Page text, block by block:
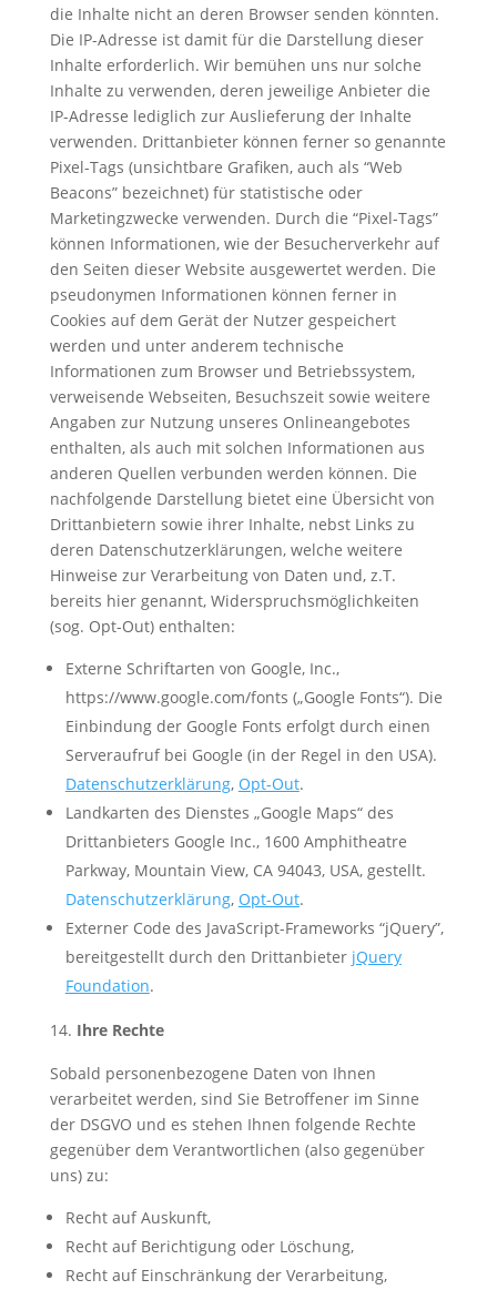
die Inhalte nicht an deren Browser senden könnten.
Die IP-Adresse ist damit für die Darstellung dieser
Inhalte erforderlich. Wir bemühen uns nur solche
Inhalte zu verwenden, deren jeweilige Anbieter die
IP-Adresse lediglich zur Auslieferung der Inhalte
verwenden. Drittanbieter können ferner so genannte
Pixel-Tags (unsichtbare Grafiken, auch als “Web
Beacons” bezeichnet) für statistische oder
Marketingzwecke verwenden. Durch die “Pixel-Tags”
können Informationen, wie der Besucherverkehr auf
den Seiten dieser Website ausgewertet werden. Die
pseudonymen Informationen können ferner in
Cookies auf dem Gerät der Nutzer gespeichert
werden und unter anderem technische
Informationen zum Browser und Betriebssystem,
verweisende Webseiten, Besuchszeit sowie weitere
Angaben zur Nutzung unseres Onlineangebotes
enthalten, als auch mit solchen Informationen aus
anderen Quellen verbunden werden können. Die
nachfolgende Darstellung bietet eine Übersicht von
Drittanbietern sowie ihrer Inhalte, nebst Links zu
deren Datenschutzerklärungen, welche weitere
Hinweise zur Verarbeitung von Daten und, z.T.
bereits hier genannt, Widerspruchsmöglichkeiten
(sog. Opt-Out) enthalten:
Externe Schriftarten von Google, Inc.,
https://www.google.com/fonts („Google Fonts“). Die
Einbindung der Google Fonts erfolgt durch einen
Serveraufruf bei Google (in der Regel in den USA).
Datenschutzerklärung, Opt-Out.
Landkarten des Dienstes „Google Maps“ des
Drittanbieters Google Inc., 1600 Amphitheatre
Parkway, Mountain View, CA 94043, USA, gestellt.
Datenschutzerklärung, Opt-Out.
Externer Code des JavaScript-Frameworks “jQuery”,
bereitgestellt durch den Drittanbieter jQuery
Foundation.
Ihre Rechte
Sobald personenbezogene Daten von Ihnen
verarbeitet werden, sind Sie Betroffener im Sinne
der DSGVO und es stehen Ihnen folgende Rechte
gegenüber dem Verantwortlichen (also gegenüber
uns) zu:
Recht auf Auskunft,
Recht auf Berichtigung oder Löschung,
Recht auf Einschränkung der Verarbeitung,